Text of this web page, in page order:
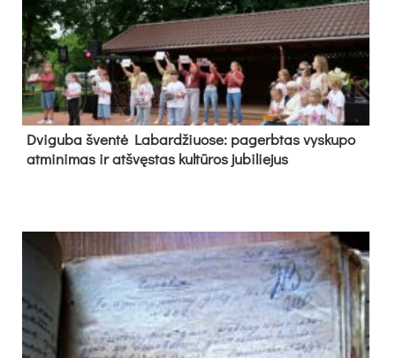
Dvi­gu­ba šven­tė La­bar­džiuo­se: pa­gerb­tas vys­ku­po
at­mi­ni­mas ir at­švęs­tas kul­tū­ros ju­bi­lie­jus